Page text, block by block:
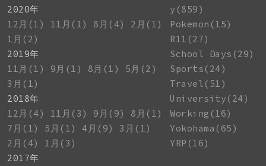
2020年
12月(1)
11月(1) 8月(4)
2月(1)
1月(2)
2019年
11月(1)
9月(1) 8月(1)
5月(2)
3月(1)
2018年
12月(4)
11月(3) 9月(9)
8月(1)
7月(1)
5月(1) 4月(9)
3月(1)
2月(4)
1月(3)
2017年
y(859)
Pokemon(15)
R11(27)
School Days(29)
Sports(24)
Travel(51)
University(24)
Working(16)
Yokohama(65)
YRP(16)